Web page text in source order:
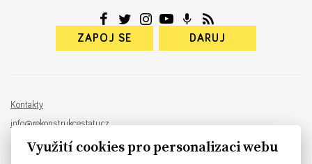
ZAPOJ SE DARUJ
Kontakty
info@rekonstrukcestatu.cz
Návrh a vývoj: Sinfin , ilustrace:
Využití cookies pro personalizaci webu